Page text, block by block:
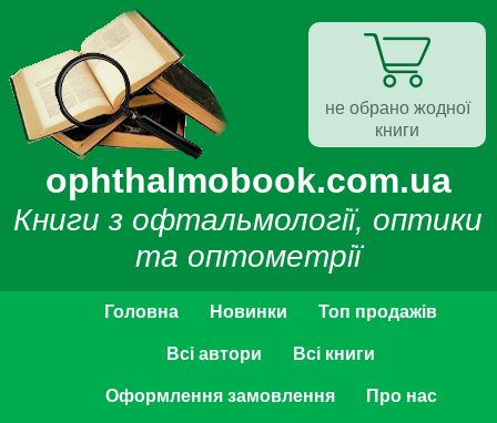
ophthalmobook.com.ua
Книги з офтальмології, оптики
та оптометрії
Головна Новинки Топ продажів
Всі автори Всі книги
Оформлення замовлення Про нас
не обрано жодної
книги